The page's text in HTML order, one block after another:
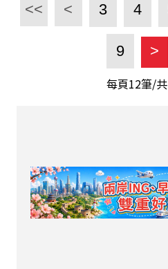
<< < 3 4
9 >
每頁12筆/共